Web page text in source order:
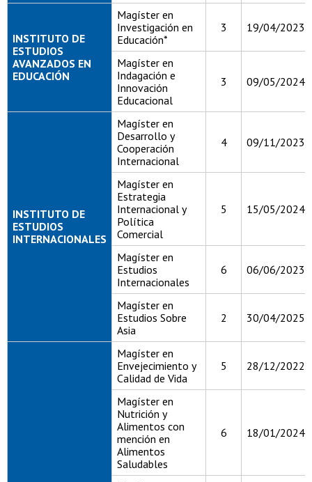
INSTITUTO DE
ESTUDIOS
AVANZADOS EN
EDUCACIÓN
Magíster en
Investigación en
Educación*
3 19/04/2023
Magíster en
Indagación e
Innovación
Educacional
3 09/05/2024
INSTITUTO DE
ESTUDIOS
INTERNACIONALES
Magíster en
Desarrollo y
Cooperación
Internacional
4 09/11/2023
Magíster en
Estrategia
Internacional y
Política
Comercial
5 15/05/2024
Magíster en
Estudios
Internacionales
6 06/06/2023
Magíster en
Estudios Sobre
Asia
2 30/04/2025
Magíster en
Envejecimiento y
Calidad de Vida
5 28/12/2022
Magíster en
Nutrición y
Alimentos con
mención en
Alimentos
Saludables
6 18/01/2024